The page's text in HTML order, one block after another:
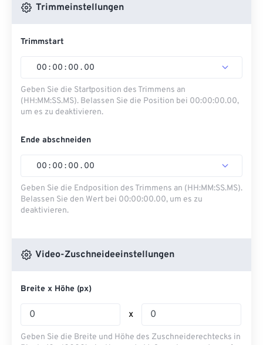
Trimmeinstellungen
Trimmstart
00 : 00 : 00 . 00
Geben Sie die Startposition des Trimmens an
(HH:MM:SS.MS). Belassen Sie die Position bei 00:00:00.00,
um es zu deaktivieren.
Ende abschneiden
00 : 00 : 00 . 00
Geben Sie die Endposition des Trimmens an (HH:MM:SS.MS).
Belassen Sie den Wert bei 00:00:00.00, um es zu
deaktivieren.
Video-Zuschneideeinstellungen
Breite x Höhe (px)
x
Geben Sie die Breite und Höhe des Zuschneiderechtecks ​​in